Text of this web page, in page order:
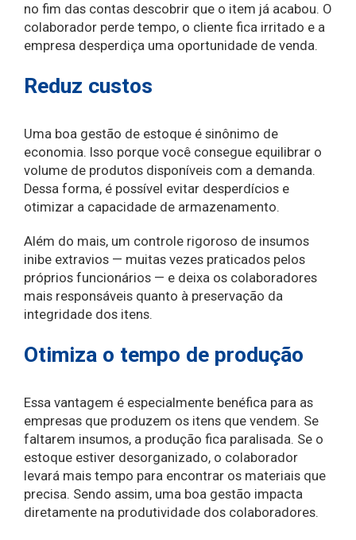
no fim das contas descobrir que o item já acabou. O
colaborador perde tempo, o cliente fica irritado e a
empresa desperdiça uma oportunidade de venda.
Reduz custos
Uma boa gestão de estoque é sinônimo de
economia. Isso porque você consegue equilibrar o
volume de produtos disponíveis com a demanda.
Dessa forma, é possível evitar desperdícios e
otimizar a capacidade de armazenamento.
Além do mais, um controle rigoroso de insumos
inibe extravios — muitas vezes praticados pelos
próprios funcionários — e deixa os colaboradores
mais responsáveis quanto à preservação da
integridade dos itens.
Otimiza o tempo de produção
Essa vantagem é especialmente benéfica para as
empresas que produzem os itens que vendem. Se
faltarem insumos, a produção fica paralisada. Se o
estoque estiver desorganizado, o colaborador
levará mais tempo para encontrar os materiais que
precisa. Sendo assim, uma boa gestão impacta
diretamente na produtividade dos colaboradores.